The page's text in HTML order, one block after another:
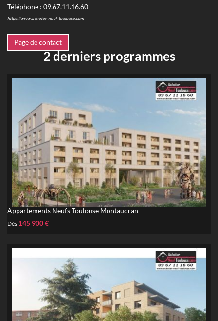
Téléphone : 09.67.11.16.60
https://www.acheter-neuf-toulouse.com
Page de contact
2 derniers programmes
Appartements Neufs Toulouse Montaudran
Dès 145 900 €